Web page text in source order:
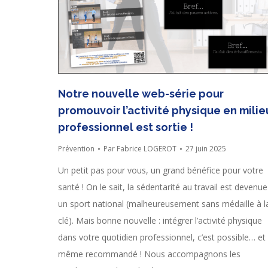
Notre nouvelle web-série pour
promouvoir l’activité physique en
professionnel est sortie !
Prévention Par Fabrice LOGEROT 27 juin 2025
Un petit pas pour vous, un grand bénéfice pour votre
santé ! On le sait, la sédentarité au travail est devenue
un sport national (malheureusement sans médaille à
clé). Mais bonne nouvelle : intégrer l’activité physique
dans votre quotidien professionnel, c’est possible… et
même recommandé ! Nous accompagnons les